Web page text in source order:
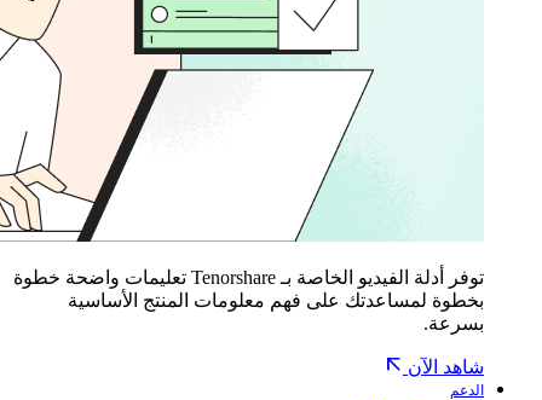
توفر أدلة الفيديو الخاصة بـ Tenorshare تعليمات واضحة خطوة
بخطوة لمساعدتك على فهم معلومات المنتج الأساسية
بسرعة.
شاهد الآن
الدعم